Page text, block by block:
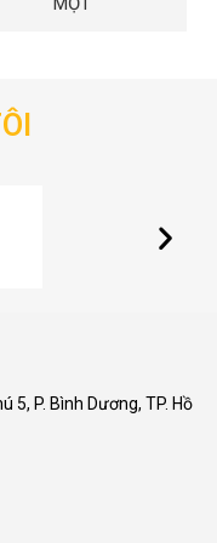
5, P. Bình Dương, TP. Hồ